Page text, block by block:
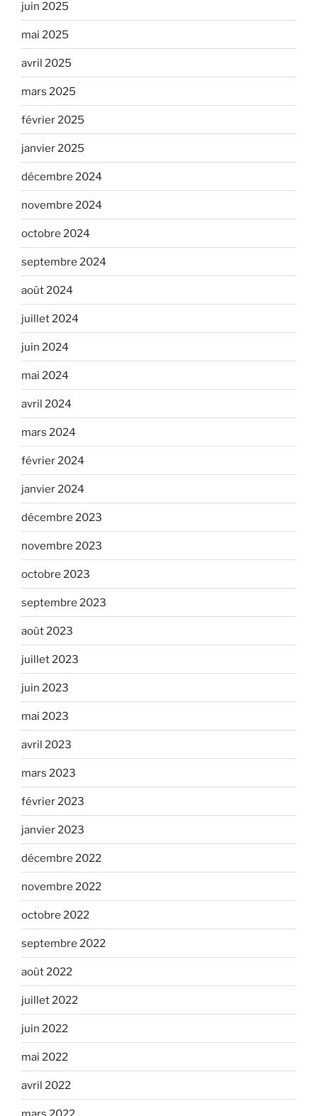
juin 2025
mai 2025
avril 2025
mars 2025
février 2025
janvier 2025
décembre 2024
novembre 2024
octobre 2024
septembre 2024
août 2024
juillet 2024
juin 2024
mai 2024
avril 2024
mars 2024
février 2024
janvier 2024
décembre 2023
novembre 2023
octobre 2023
septembre 2023
août 2023
juillet 2023
juin 2023
mai 2023
avril 2023
mars 2023
février 2023
janvier 2023
décembre 2022
novembre 2022
octobre 2022
septembre 2022
août 2022
juillet 2022
juin 2022
mai 2022
avril 2022